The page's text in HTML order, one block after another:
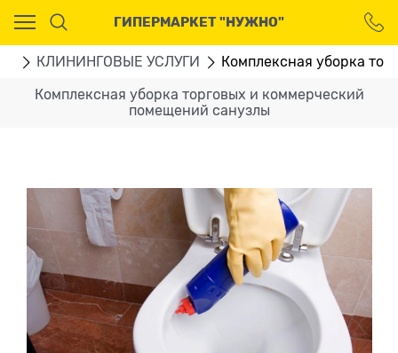
ГИПЕРМАРКЕТ "НУЖНО"
КЛИНИНГОВЫЕ УСЛУГИ Комплексная уборка
Комплексная уборка торговых и коммерческий
помещений санузлы
Ваш город - Москва,
угадали?
ДА НЕТ